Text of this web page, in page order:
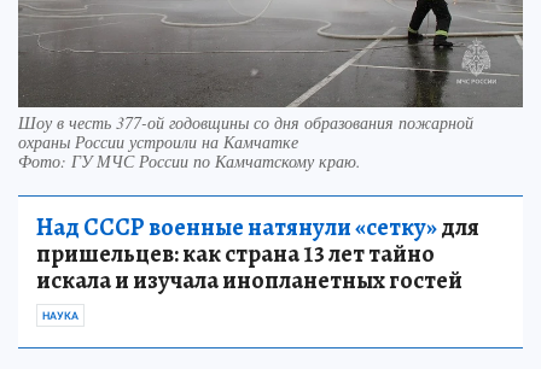
Шоу в честь 377-ой годовщины со дня образования пожарной
охраны России устроили на Камчатке
Фото: ГУ МЧС России по Камчатскому краю.
Над СССР военные натянули «сетку»для
пришельцев: как страна 13 лет тайно
искала и изучала инопланетных гостей
НАУКА